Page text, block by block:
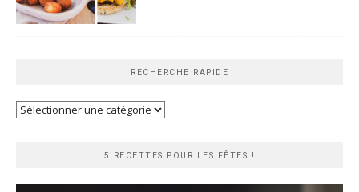
RECHERCHE RAPIDE
Recherche
5 RECETTES POUR LES FÊTES !